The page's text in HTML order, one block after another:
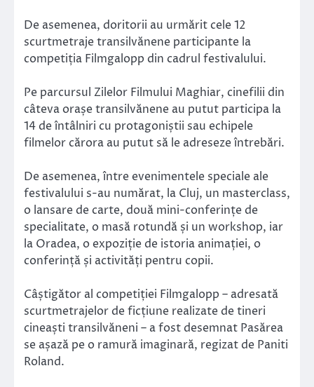
De asemenea, doritorii au urmărit cele 12
scurtmetraje transilvănene participante la
competiția Filmgalopp din cadrul festivalului.
Pe parcursul Zilelor Filmului Maghiar, cinefilii din
câteva orașe transilvănene au putut participa la
14 de întâlniri cu protagoniștii sau echipele
filmelor cărora au putut să le adreseze întrebări.
De asemenea, între evenimentele speciale ale
festivalului s-au numărat, la Cluj, un masterclass,
o lansare de carte, două mini-conferințe de
specialitate, o masă rotundă și un workshop, iar
la Oradea, o expoziție de istoria animației, o
conferință și activități pentru copii.
Câștigător al competiției Filmgalopp – adresată
scurtmetrajelor de ficțiune realizate de tineri
cineaști transilvăneni – a fost desemnat Pasărea
se așază pe o ramură imaginară, regizat de Paniti
Roland.